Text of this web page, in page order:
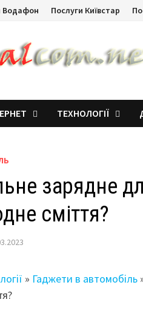
Водафон Послуги Київстар
ТЕХНОЛОГІЇ
зарядне
сміття?
» Гаджети в автомобіль